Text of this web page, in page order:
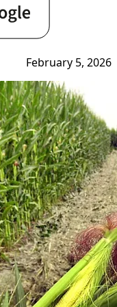
February 5, 2026